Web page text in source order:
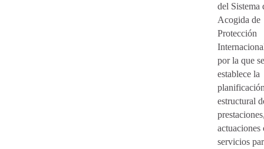
del Sistema
Acogida de
Protección
por la que se
establece la
estructural
actuaciones
servicios